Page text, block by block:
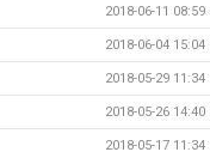
2018-06-11 08:59
2018-06-04 15:04
2018-05-29 11:34
2018-05-26 14:40
2018-05-17 11:34